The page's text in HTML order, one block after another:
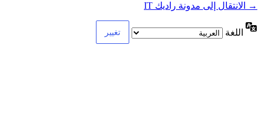
→ الانتقال إلى مدونة راديك IT
اللغة